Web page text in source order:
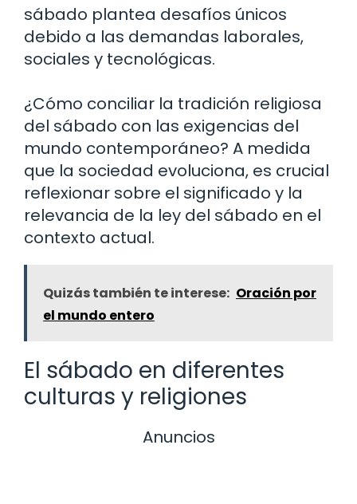
sábado plantea desafíos únicos
debido a las demandas laborales,
sociales y tecnológicas.
¿Cómo conciliar la tradición religiosa
del sábado con las exigencias del
mundo contemporáneo? A medida
que la sociedad evoluciona, es crucial
reflexionar sobre el significado y la
relevancia de la ley del sábado en el
contexto actual.
Quizás también te interese: Oración por
el mundo entero
El sábado en diferentes
culturas y religiones
Anuncios